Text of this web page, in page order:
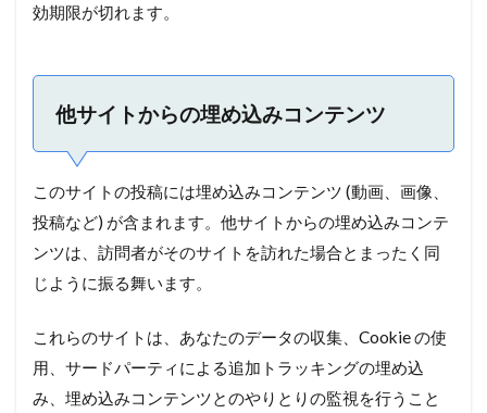
効期限が切れます。
他サイトからの埋め込みコンテンツ
このサイトの投稿には埋め込みコンテンツ (動画、画像、
投稿など) が含まれます。他サイトからの埋め込みコンテ
ンツは、訪問者がそのサイトを訪れた場合とまったく同
じように振る舞います。
これらのサイトは、あなたのデータの収集、Cookie の使
用、サードパーティによる追加トラッキングの埋め込
み、埋め込みコンテンツとのやりとりの監視を行うこと